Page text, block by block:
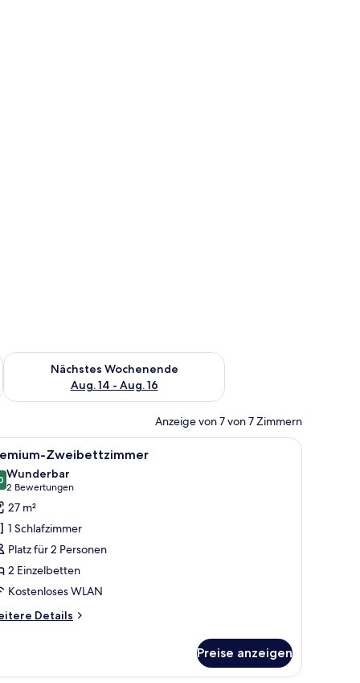
Aug. 7 - Aug. 9.
Nächstes Wochenende
Aug. 14 - Aug. 16
Überprüfe die Verfügbarkeit für nächstes Wochenende, Aug.
Anzeige von 7 von 7 Zimmern
zwei Nachttischen, einem Schreibtisch mit Stuhl und einer Lampe.
Ein Hotelzimmer mit einem großen Bett,
5 Zweibettzimmer
von 10
Wunderbar
2 Bewertungen
(2
Bewertungen)
27 m²
1 Schlafzimmer
Platz für 2 Personen
2 Einzelbetten
Kostenloses WLAN
Details
Preise anzeigen